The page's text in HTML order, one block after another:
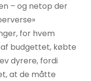
– og netop der
for hvem
budgettet, købte
dyrere, fordi
at de måtte